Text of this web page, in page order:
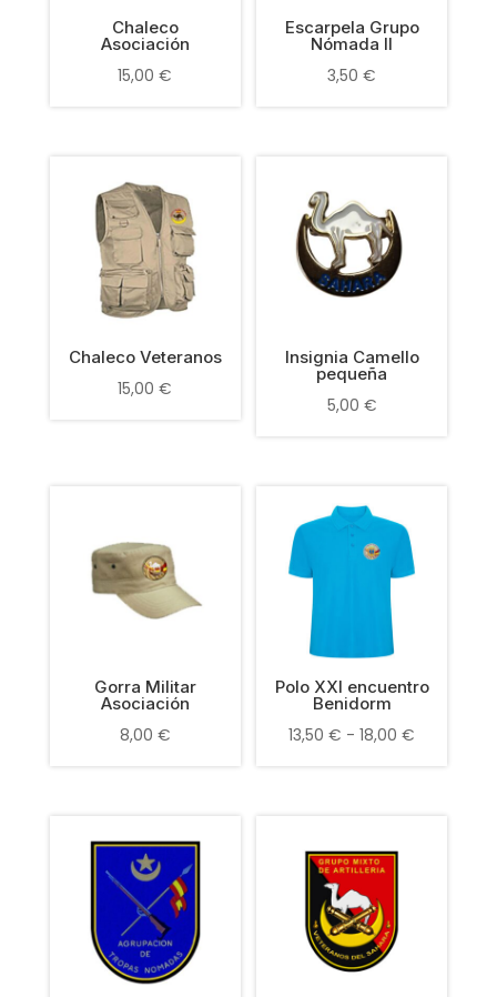
Chaleco
Asociación
15,00€
Escarpela Grupo
Nómada II
3,50€
Chaleco Veteranos
15,00€
Insignia Camello
pequeña
5,00 €
Gorra Militar
Asociación
8,00 €
Polo XXI encuentro
Benidorm
13,50€ - 18,00€